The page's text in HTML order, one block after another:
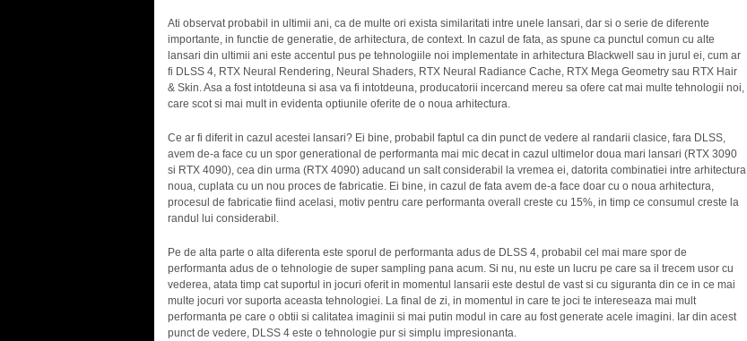
Ati observat probabil in ultimii ani, ca de multe ori exista similaritati intre unele lansari, dar si o serie de diferente
importante, in functie de generatie, de arhitectura, de context. In cazul de fata, as spune ca punctul comun cu alte
lansari din ultimii ani este accentul pus pe tehnologiile noi implementate in arhitectura Blackwell sau in jurul ei, cum ar
fi DLSS 4, RTX Neural Rendering, Neural Shaders, RTX Neural Radiance Cache, RTX Mega Geometry sau RTX Hair
& Skin. Asa a fost intotdeuna si asa va fi intotdeuna, producatorii incercand mereu sa ofere cat mai multe tehnologii noi,
care scot si mai mult in evidenta optiunile oferite de o noua arhitectura.
Ce ar fi diferit in cazul acestei lansari? Ei bine, probabil faptul ca din punct de vedere al randarii clasice, fara DLSS,
avem de-a face cu un spor generational de performanta mai mic decat in cazul ultimelor doua mari lansari (RTX 3090
si RTX 4090), cea din urma (RTX 4090) aducand un salt considerabil la vremea ei, datorita combinatiei intre arhitectura
noua, cuplata cu un nou proces de fabricatie. Ei bine, in cazul de fata avem de-a face doar cu o noua arhitectura,
procesul de fabricatie fiind acelasi, motiv pentru care performanta overall creste cu 15%, in timp ce consumul creste la
randul lui considerabil.
Pe de alta parte o alta diferenta este sporul de performanta adus de DLSS 4, probabil cel mai mare spor de
performanta adus de o tehnologie de super sampling pana acum. Si nu, nu este un lucru pe care sa il trecem usor cu
vederea, atata timp cat suportul in jocuri oferit in momentul lansarii este destul de vast si cu siguranta din ce in ce mai
multe jocuri vor suporta aceasta tehnologiei. La final de zi, in momentul in care te joci te intereseaza mai mult
performanta pe care o obtii si calitatea imaginii si mai putin modul in care au fost generate acele imagini. Iar din acest
punct de vedere, DLSS 4 este o tehnologie pur si simplu impresionanta.